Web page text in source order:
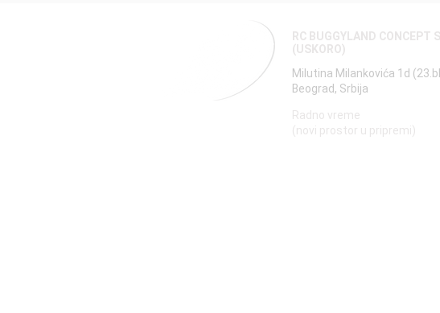
RC BUGGYLAND CONCEPT
(USKORO)
Milutina Milankovića 1d
Beograd, Srbija
Radno vreme
(novi prostor u pripremi)